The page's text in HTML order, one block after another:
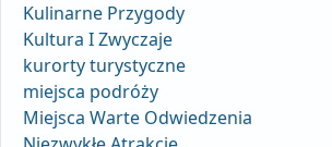
Kulinarne Przygody
Kultura I Zwyczaje
kurorty turystyczne
miejsca podróży
Miejsca Warte Odwiedzenia